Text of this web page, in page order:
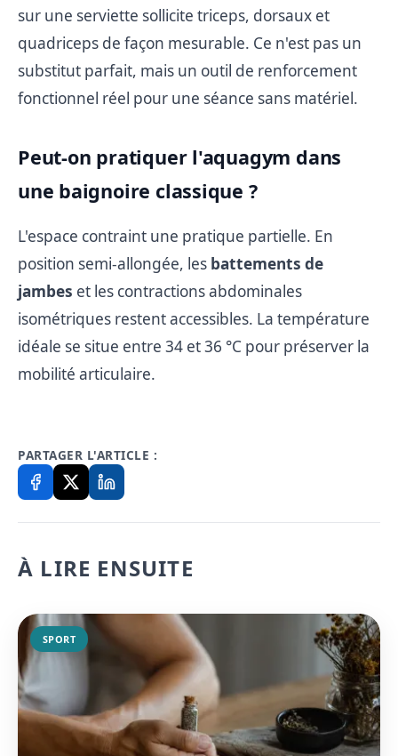
sur une serviette sollicite triceps, dorsaux et
quadriceps de façon mesurable. Ce n'est pas un
substitut parfait, mais un outil de renforcement
fonctionnel réel pour une séance sans matériel.
Peut-on pratiquer l'aquagym dans
une baignoire classique ?
L'espace contraint une pratique partielle. En
position semi-allongée, les battements de
jambes et les contractions abdominales
isométriques restent accessibles. La température
idéale se situe entre 34 et 36 °C pour préserver la
mobilité articulaire.
PARTAGER L'ARTICLE :
À LIRE ENSUITE
SPORT